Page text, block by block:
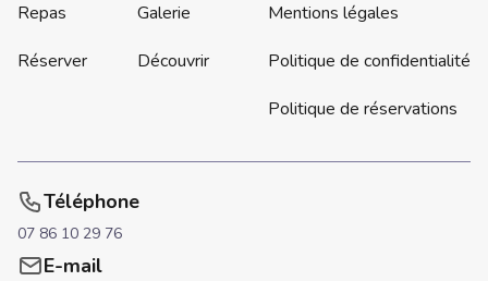
Repas
Réserver
Galerie
Découvrir
Mentions légales
Politique de confidentialité
Politique de réservations
Téléphone
07 86 10 29 76
E-mail